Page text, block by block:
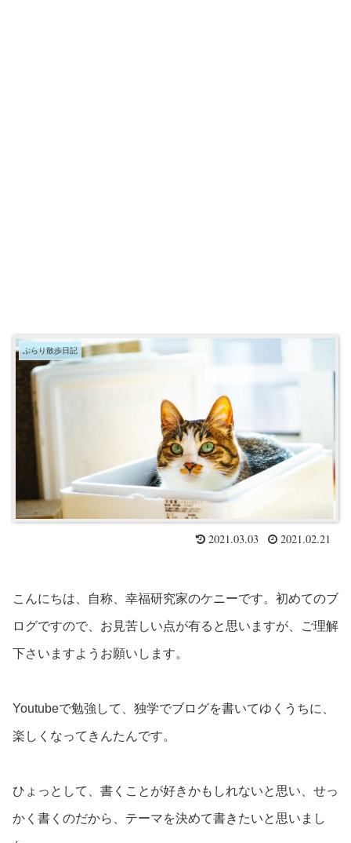
ぶらり散歩日記
2021.03.03 2021.02.21
こんにちは、自称、幸福研究家のケニーです。初めてのブ
ログですので、お見苦しい点が有ると思いますが、ご理解
下さいますようお願いします。
Youtubeで勉強して、独学でブログを書いてゆくうちに、
楽しくなってきんたんです。
ひょっとして、書くことが好きかもしれないと思い、せっ
かく書くのだから、テーマを決めて書きたいと思いまし